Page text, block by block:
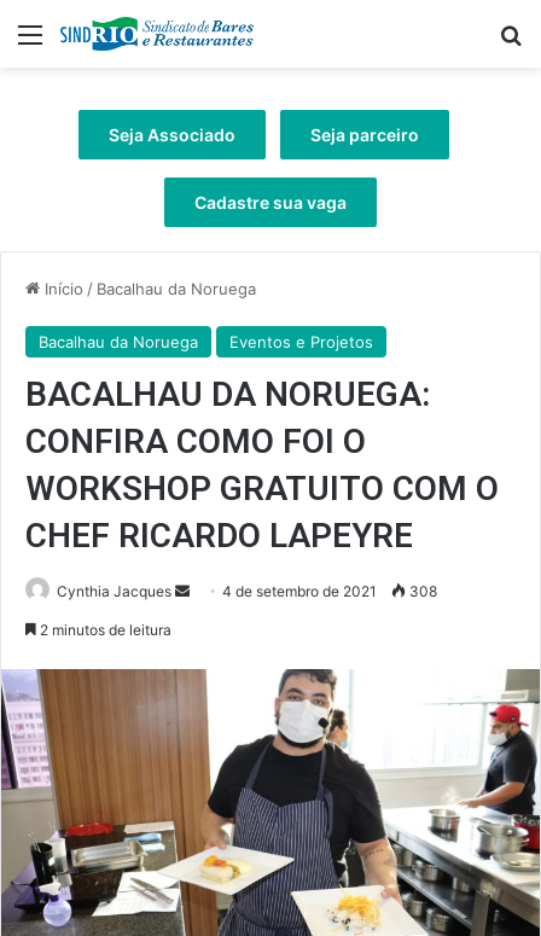
Menu
Seja Associado Seja parceiro
Cadastre sua vaga
Início / Bacalhau da Noruega
Bacalhau da Noruega Eventos e Projetos
BACALHAU DA NORUEGA:
CONFIRA COMO FOI O
WORKSHOP GRATUITO COM O
CHEF RICARDO LAPEYRE
Cynthia Jacques
Mande
mail
4 de setembro de 2021 308
2 minutos de leitura